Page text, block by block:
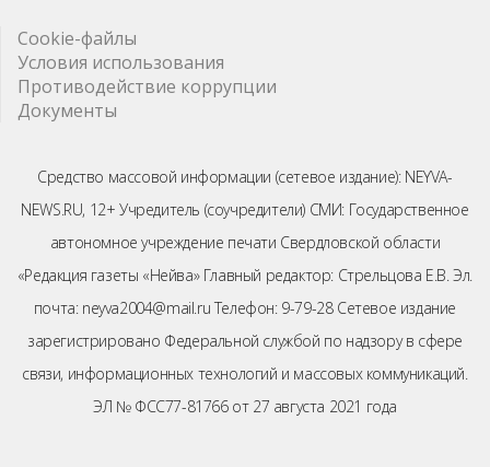
Cookie-файлы
Условия использования
Противодействие коррупции
Документы
Средство массовой информации (сетевое издание): NEYVA-
NEWS.RU, 12+ Учредитель (соучредители) СМИ: Государственное
автономное учреждение печати Свердловской области
«Редакция газеты «Нейва» Главный редактор: Стрельцова Е.В. Эл.
почта: neyva2004@mail.ru Телефон: 9-79-28 Сетевое издание
зарегистрировано Федеральной службой по надзору в сфере
связи, информационных технологий и массовых коммуникаций.
ЭЛ № ФСС77-81766 от 27 августа 2021 года